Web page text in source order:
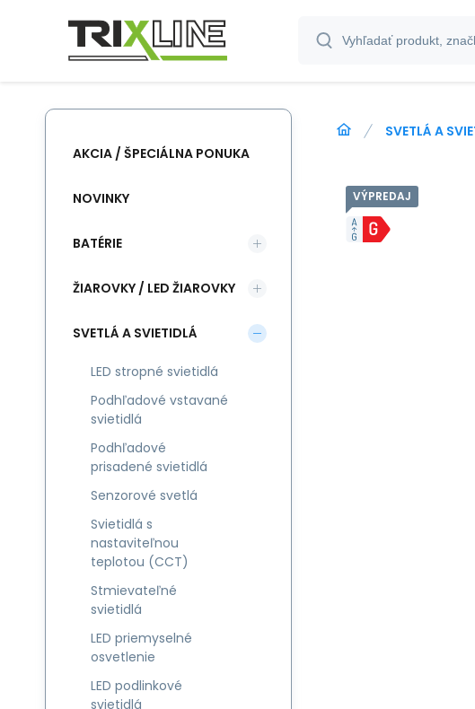
SVETLÁ A
VÝPREDAJ
AKCIA / ŠPECIÁLNA PONUKA
NOVINKY
BATÉRIE
ŽIAROVKY / LED ŽIAROVKY
SVETLÁ A SVIETIDLÁ
LED stropné svietidlá
Podhľadové vstavané
svietidlá
Podhľadové
prisadené svietidlá
Senzorové svetlá
Svietidlá s
nastaviteľnou
teplotou (CCT)
Stmievateľné
svietidlá
LED priemyselné
osvetlenie
LED podlinkové
svietidlá